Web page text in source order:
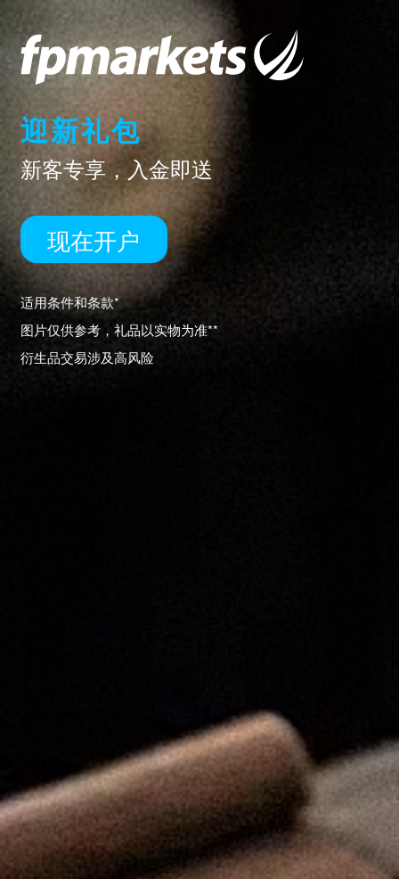
迎新礼包
新客专享，入金即送
现在开户
适用条件和条款*
图片仅供参考，礼品以实物为准**
衍生品交易涉及高风险